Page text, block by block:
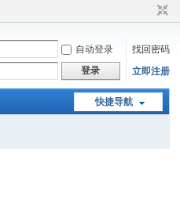
自动登录
找回密码
登录 立即注册
快捷导航